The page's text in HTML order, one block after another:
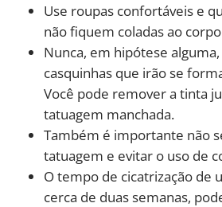
Use roupas confortáveis e
não fiquem coladas ao
Nunca, em hipótese
casquinhas que irão se
Você pode remover a tinta
tatuagem manchada.
Também é importante não
tatuagem e evitar o uso de
O tempo de cicatrização de
cerca de duas semanas,